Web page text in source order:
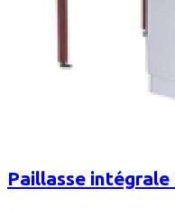
Paillasse intégrale